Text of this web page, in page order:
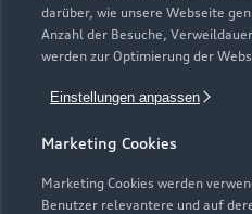
darüber, wie unsere Webseite
Anzahl der Besuche,
werden zur Optimierung der
Einstellungen anpassen
Marketing Cookies
Marketing Cookies werden
Benutzer relevantere und auf
Zur Inspektion
Modelle